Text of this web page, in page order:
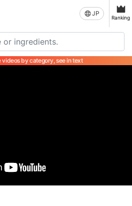
JP
Ranking
videos by category, see in text